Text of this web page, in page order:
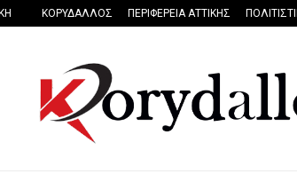
ΚΟΡΥΔΑΛΛΟΣ ΠΕΡΙΦΕΡΕΙΑ ΑΤΤΙΚΗΣ